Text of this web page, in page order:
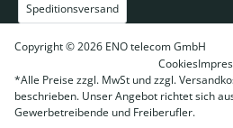
Speditionsversand
Copyright © 2026 ENO telecom GmbH
Cookies
*Alle Preise zzgl. MwSt und zzgl.
beschrieben. Unser Angebot richtet sich
Gewerbetreibende und Freiberufler.